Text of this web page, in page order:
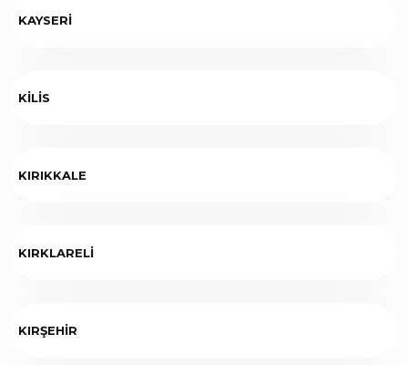
KAYSERİ
KİLİS
KIRIKKALE
KIRKLARELİ
KIRŞEHİR